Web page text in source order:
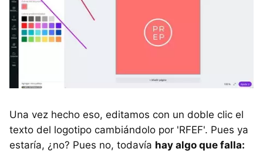
Una vez hecho eso, editamos con un doble clic el
texto del logotipo cambiándolo por 'RFEF'. Pues ya
estaría, ¿no? Pues no, todavía hay algo que falla: